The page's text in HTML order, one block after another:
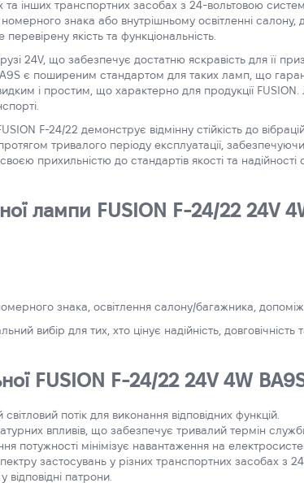
та інших транспортних засобах з 24-вольтовою
знака або внутрішньому освітленні салону,
якість та функціональність.
24V, що забезпечує достатню яскравість для її
є поширеним стандартом для таких ламп, що
і простим, що характерно для продукції
F-24/22 демонструє відмінну стійкість до
протягом тривалого періоду експлуатації,
прихильністю до стандартів якості та надійності
лампи FUSION F-24/22 24V
знака, освітлення салону/багажника,
вибір для тих, хто цінує надійність, довговічність
FUSION F-24/22 24V 4W
потік для виконання відповідних функцій.
впливів, що забезпечує тривалий термін
потужності мінімізує навантаження на
застосувань у різних транспортних засобах з
патрони.